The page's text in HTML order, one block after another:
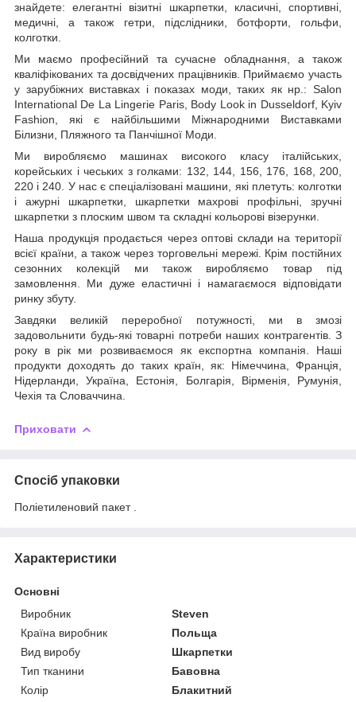
знайдете: елегантні візитні шкарпетки, класичні, спортивні,
медичні, а також гетри, підслідники, ботфорти, гольфи,
колготки.
Ми маємо професійний та сучасне обладнання, а також
кваліфікованих та досвідчених працівників. Приймаємо участь
у зарубіжних виставках і показах моди, таких як нр.: Salon
International De La Lingerie Paris, Body Look in Dusseldorf, Kyiv
Fashion, які є найбільшими Міжнародними Виставками
Білизни, Пляжного та Панчішної Моди.
Ми виробляємо машинах високого класу італійських,
корейських і чеських з голками: 132, 144, 156, 176, 168, 200,
220 і 240. У нас є спеціалізовані машини, які плетуть: колготки
і ажурні шкарпетки, шкарпетки махрові профільні, зручні
шкарпетки з плоским швом та складні кольорові візерунки.
Наша продукція продається через оптові склади на території
всієї країни, а також через торговельні мережі. Крім постійних
сезонних колекцій ми також виробляємо товар під
замовлення. Ми дуже еластичні і намагаємося відповідати
ринку збуту.
Завдяки великій переробної потужності, ми в змозі
задовольнити будь-які товарні потреби наших контрагентів. З
року в рік ми розвиваємося як експортна компанія. Наші
продукти доходять до таких країн, як: Німеччина, Франція,
Нідерланди, Україна, Естонія, Болгарія, Вірменія, Румунія,
Чехія та Словаччина.
Приховати
Спосіб упаковки
Поліетиленовий пакет .
Характеристики
Основні
Виробник
Steven
Країна виробник
Польща
Вид виробу
Шкарпетки
Тип тканини
Бавовна
Колір
Блакитний